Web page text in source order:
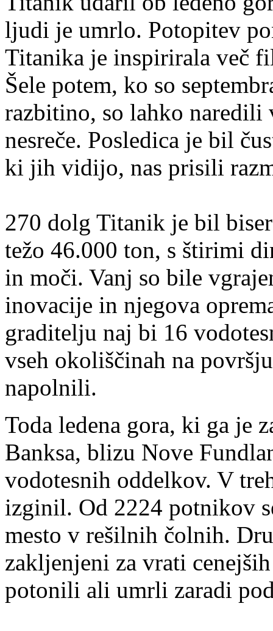
ljudi je umrlo. Potopitev
Titanika je inspirirala več
Šele potem, ko so
razbitino, so lahko
nesreče. Posledica je bil
ki jih vidijo, nas prisili
270 dolg Titanik je bil
težo 46.000 ton, s štirimi
in moči. Vanj so bile
inovacije in njegova
graditelju naj bi 16
vseh okoliščinah na
napolnili.
Toda ledena gora, ki ga je
Banksa, blizu Nove
vodotesnih oddelkov. V
izginil. Od 2224 potnikov
mesto v rešilnih čolnih.
zakljenjeni za vrati
potonili ali umrli zaradi